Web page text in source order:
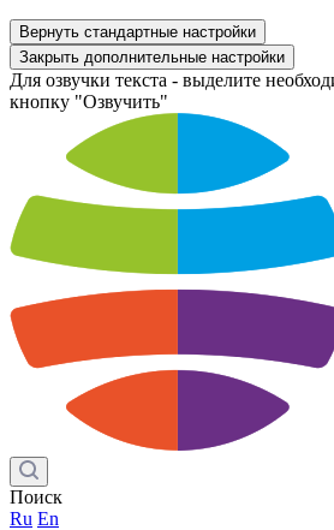
Вернуть стандартные настройки
Закрыть дополнительные настройки
Для озвучки текста - выделите
кнопку "Озвучить"
Поиск
Ru En